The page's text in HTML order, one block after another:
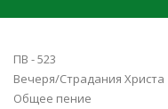
ПВ - 523
Вечеря/Страдания Христа
Общее пение